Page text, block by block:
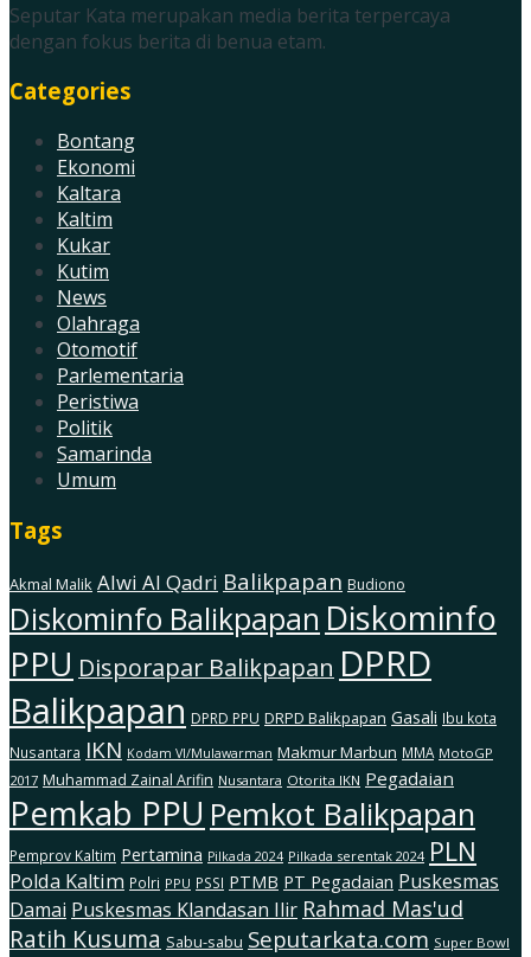
Seputar Kata merupakan media berita terpercaya
dengan fokus berita di benua etam.
Categories
Bontang
Ekonomi
Kaltara
Kaltim
Kukar
Kutim
News
Olahraga
Otomotif
Parlementaria
Peristiwa
Politik
Samarinda
Umum
Tags
Akmal Malik Alwi Al Qadri Balikpapan Budiono
Diskominfo Balikpapan Diskominfo
PPU Disporapar Balikpapan DPRD
Balikpapan DPRD PPU DRPD Balikpapan Gasali Ibu kota
Nusantara IKN Kodam Vl/Mulawarman Makmur Marbun MMA MotoGP
2017 Muhammad Zainal Arifin Nusantara Otorita IKN Pegadaian
Pemkab PPU Pemkot Balikpapan
Pemprov Kaltim Pertamina Pilkada 2024 Pilkada serentak 2024 PLN
Polda Kaltim Polri PPU PSSI PTMB PT Pegadaian Puskesmas
Damai Puskesmas Klandasan Ilir Rahmad Mas'ud
Ratih Kusuma Sabu-sabu Seputarkata.com Super Bowl